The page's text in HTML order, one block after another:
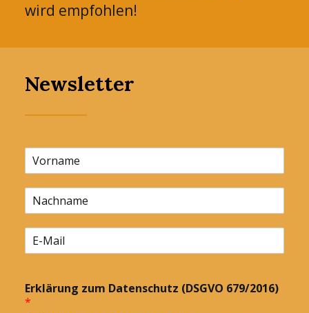
wird empfohlen!
Newsletter
Erklärung zum Datenschutz (DSGVO 679/2016)
*